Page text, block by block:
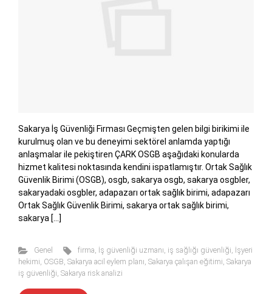
Sakarya İş Güvenliği Firması Geçmişten gelen bilgi birikimi ile
kurulmuş olan ve bu deneyimi sektörel anlamda yaptığı
anlaşmalar ile pekiştiren ÇARK OSGB aşağıdaki konularda
hizmet kalitesi noktasında kendini ispatlamıştır. Ortak Sağlık
Güvenlik Birimi (OSGB), osgb, sakarya osgb, sakarya osgbler,
sakaryadaki osgbler, adapazarı ortak sağlık birimi, adapazarı
Ortak Sağlık Güvenlik Birimi, sakarya ortak sağlık birimi,
sakarya […]
Genel firma, İş güvenliği uzmanı, iş sağlığı güvenliği, İşyeri
hekimi, OSGB, Sakarya acil eylem planı, Sakarya çalışan eğitimi, Sakarya
iş güvenliği, Sakarya risk analizi